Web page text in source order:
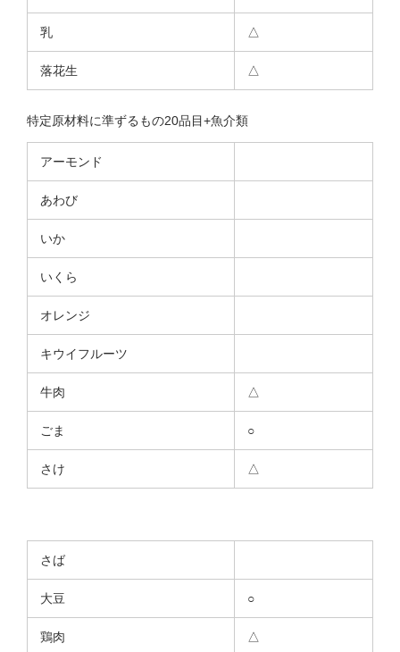
乳 △
落花生 △
特定原材料に準ずるもの20品目+魚介類
アーモンド
あわび
いか
いくら
オレンジ
キウイフルーツ
牛肉 △
ごま ○
さけ △
さば
大豆 ○
鶏肉 △